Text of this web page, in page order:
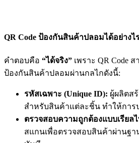
QR Code ป้องกันสินค้าปลอมได้อย่างไ
คำตอบคือ “ได้จริง” เพราะ QR Code
ป้องกันสินค้าปลอมผ่านกลไกดังนี้:
รหัสเฉพาะ (Unique ID): ผู้ผลิตส
สำหรับสินค้าแต่ละชิ้น ทำให้การ
ตรวจสอบความถูกต้องแบบเรียล
สแกนเพื่อตรวจสอบสินค้าผ่านฐ